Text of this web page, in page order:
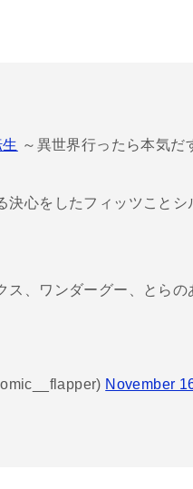
～異世界行ったら本気だ
決心をしたフィッツこと
ス、ワンダーグー、とらの
November